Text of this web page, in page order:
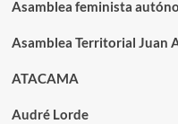
Asamblea feminista
Asamblea Territorial Juan
ATACAMA
Audré Lorde